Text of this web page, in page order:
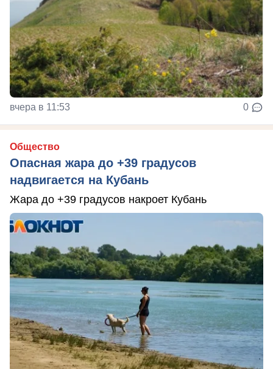
вчера в 11:53 0
Общество
Опасная жара до +39 градусов
надвигается на Кубань
Жара до +39 градусов накроет Кубань